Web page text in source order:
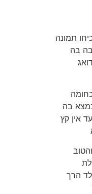
תמונה
בה
בה
אין קץ
הרך